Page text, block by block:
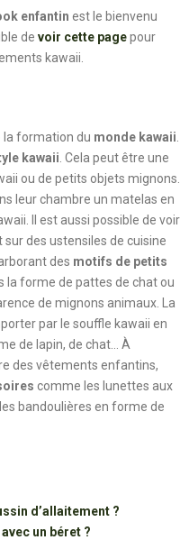
enfantin est le bienvenu
de voir cette pagepour
kawaii.
la formation du monde kawaii
kawaii . Cela peut être une
ou de petits objets mignons.
leur chambre un matelas en
Il est aussi possible de voir
des ustensiles de cuisine
des motifs de petits
la forme de pattes de chat ou
de mignons animaux. La
par le souffle kawaii en
de lapin, de chat… À
des vêtements enfantins,
comme les lunettes aux
bandoulières en forme de
d’allaitement ?
un béret ?